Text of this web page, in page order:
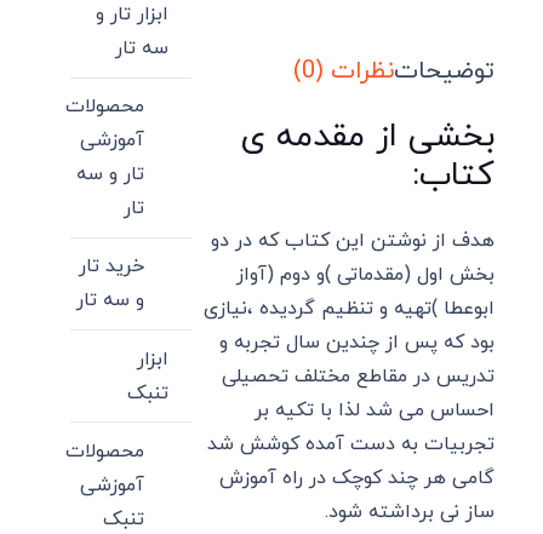
توضیحاتنظرات (0)
بخشی از مقدمه ی
کتاب:
هدف از نوشتن این کتاب که در دو
بخش اول (مقدماتی )و دوم (آواز
ابوعطا )تهیه و تنظیم گردیده ،نیازی
بود که پس از چندین سال تجربه و
تدریس در مقاطع مختلف تحصیلی
احساس می شد لذا با تکیه بر
تجربیات به دست آمده کوشش شد
گامی هر چند کوچک در راه آموزش
ساز نی برداشته شود.
ابزار تار و
سه تار
محصولات
آموزشی
تار و سه
تار
خرید تار
و سه تار
ابزار
تنبک
محصولات
آموزشی
تنبک